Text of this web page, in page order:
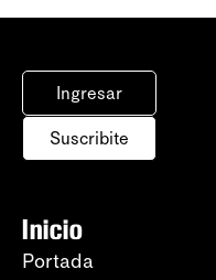
Ingresar
Suscribite
Inicio
Portada